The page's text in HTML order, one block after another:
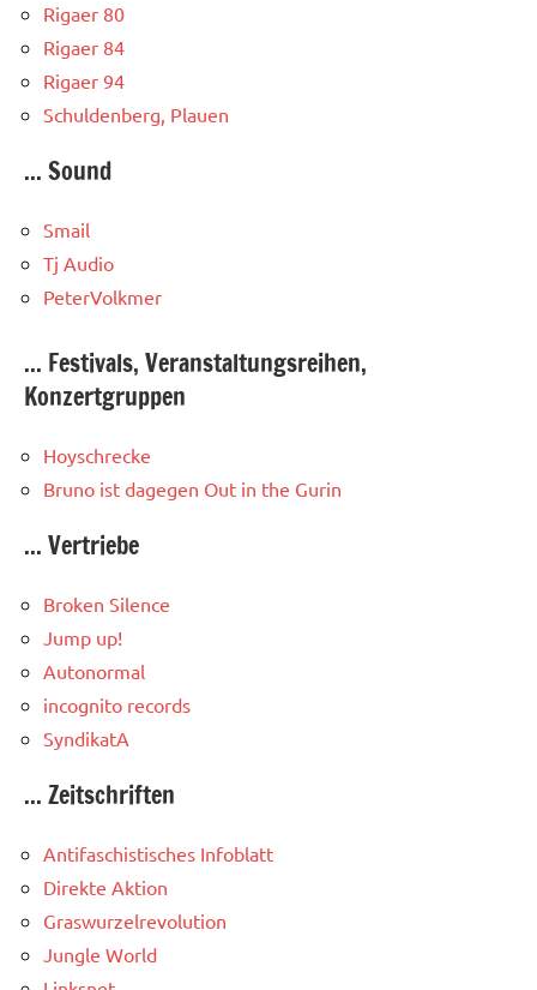
Rigaer 80
Rigaer 84
Rigaer 94
Schuldenberg, Plauen
... Sound
Smail
Tj Audio
PeterVolkmer
... Festivals, Veranstaltungsreihen,
Konzertgruppen
Hoyschrecke
Bruno ist dagegen Out in the Gurin
... Vertriebe
Broken Silence
Jump up!
Autonormal
incognito records
SyndikatA
... Zeitschriften
Antifaschistisches Infoblatt
Direkte Aktion
Graswurzelrevolution
Jungle World